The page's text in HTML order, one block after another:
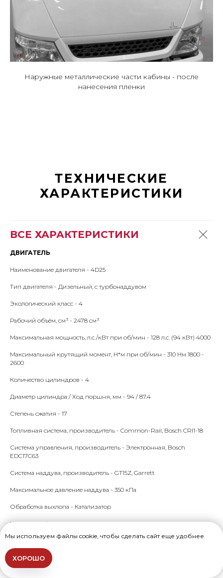
Мы используем файлы cookie, чтобы сделать сайт еще удобнее
ХОРОШО
Наружные металлические части кабины - после
нанесения пленки
ТЕХНИЧЕСКИЕ
ХАРАКТЕРИСТИКИ
ВСЕ ХАРАКТЕРИСТИКИ
ДВИГАТЕЛЬ
Наименование двигателя - 4D25
Тип двигателя - Дизельный, с турбонаддувом
Экологический класс - 4
Рабочий объём, см³ - 2478 см³
Максимальная мощность, л.с./кВт при об/мин - 128 л.с. (94 кВт) 4000
Максимальный крутящий момент, Н*м при об/мин - 310 Нм 1800 -
2600
Количество цилиндров - 4
Диаметр цилиндра / Ход поршня, мм - 94 / 87.4
Степень сжатия - 17
Топливная система, производитель - Common-Rail, Bosch CRI1-18
Система управления, производитель - Электронная, Bosch
EDC17C63
Система наддува, производитель - GT15Z, Garrett
Максимальное давление наддува - 350 кПа
Обработка выхлопа - Катализатор
Изменение фаз газораспределения впускных клапанов - Да
Изменение фаз газораспределения выпускных клапанов - Да
Генератор - 120 А